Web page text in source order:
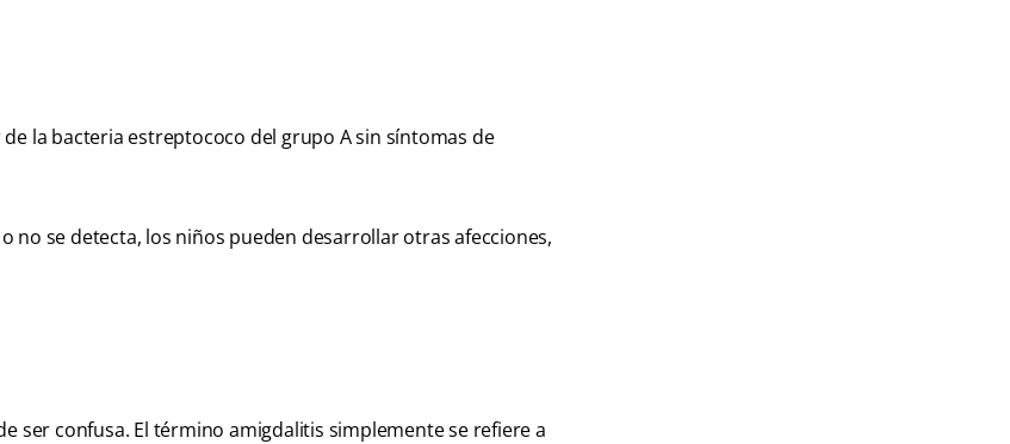
la bacteria estreptococo del grupo A sin síntomas de
no se detecta, los niños pueden desarrollar otras afecciones,
ser confusa. El término amigdalitis simplemente se refiere a